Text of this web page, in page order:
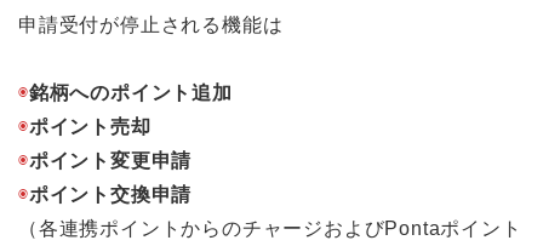
申請受付が停止される機能は
◉銘柄へのポイント追加
◉ポイント売却
◉ポイント変更申請
◉ポイント交換申請
（各連携ポイントからのチャージおよびPontaポイント